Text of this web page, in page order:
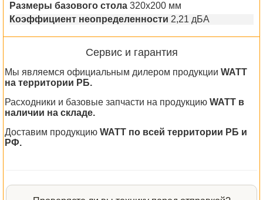
Размеры базового стола 320х200 мм
Коэффициент неопределенности 2,21 дБА
Сервис и гарантия
Мы являемся официальным дилером продукции WATT
на территории РБ.
Расходники и базовые запчасти на продукцию WATT в
наличии на складе.
Доставим продукцию WATT по всей территории РБ и
РФ.